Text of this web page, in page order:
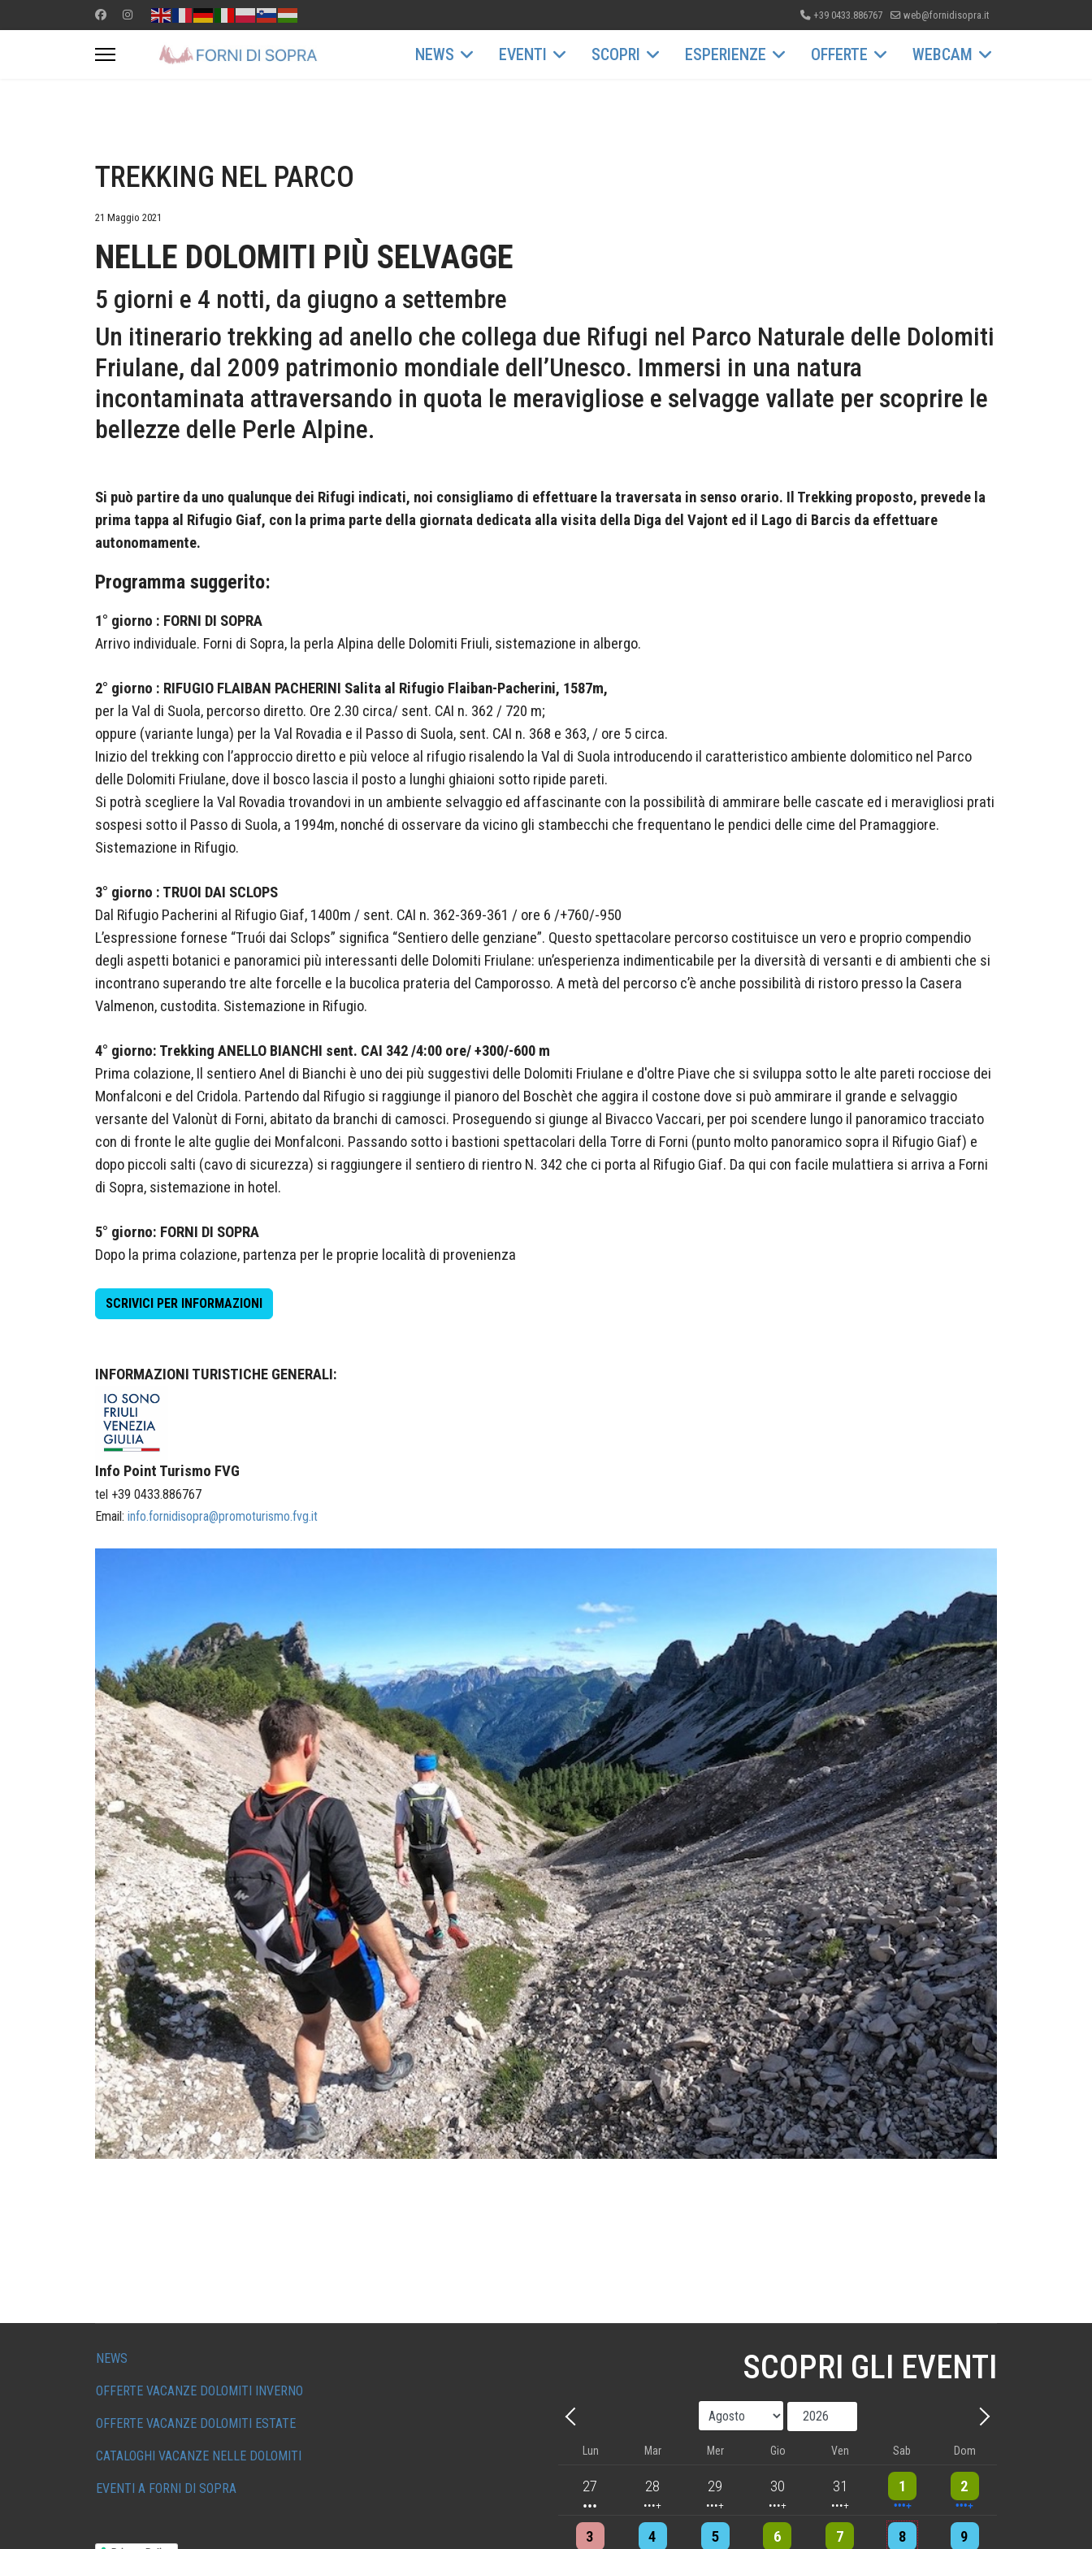
+39 0433.886767 web@fornidisopra.it
NEWS EVENTI SCOPRI ESPERIENZE OFFERTE WEBCAM
TREKKING NEL PARCO
21 Maggio 2021
NELLE DOLOMITI PIÙ SELVAGGE
5 giorni e 4 notti, da giugno a settembre
Un itinerario trekking ad anello che collega due Rifugi nel Parco Naturale delle Dolomiti
Friulane, dal 2009 patrimonio mondiale dell’Unesco. Immersi in una natura
incontaminata attraversando in quota le meravigliose e selvagge vallate per scoprire le
bellezze delle Perle Alpine.
Si può partire da uno qualunque dei Rifugi indicati, noi consigliamo di effettuare la traversata in senso orario. Il Trekking proposto, prevede la
prima tappa al Rifugio Giaf, con la prima parte della giornata dedicata alla visita della Diga del Vajont ed il Lago di Barcis da effettuare
autonomamente.
Programma suggerito:
1° giorno : FORNI DI SOPRA
Arrivo individuale. Forni di Sopra, la perla Alpina delle Dolomiti Friuli, sistemazione in albergo.
2° giorno : RIFUGIO FLAIBAN PACHERINI Salita al Rifugio Flaiban-Pacherini, 1587m,
per la Val di Suola, percorso diretto. Ore 2.30 circa/ sent. CAI n. 362 / 720 m;
oppure (variante lunga) per la Val Rovadia e il Passo di Suola, sent. CAI n. 368 e 363, / ore 5 circa.
Inizio del trekking con l’approccio diretto e più veloce al rifugio risalendo la Val di Suola introducendo il caratteristico ambiente dolomitico nel Parco
delle Dolomiti Friulane, dove il bosco lascia il posto a lunghi ghiaioni sotto ripide pareti.
Si potrà scegliere la Val Rovadia trovandovi in un ambiente selvaggio ed affascinante con la possibilità di ammirare belle cascate ed i meravigliosi prati
sospesi sotto il Passo di Suola, a 1994m, nonché di osservare da vicino gli stambecchi che frequentano le pendici delle cime del Pramaggiore.
Sistemazione in Rifugio.
3° giorno : TRUOI DAI SCLOPS
Dal Rifugio Pacherini al Rifugio Giaf, 1400m / sent. CAI n. 362-369-361 / ore 6 /+760/-950
L’espressione fornese “Truói dai Sclops” significa “Sentiero delle genziane”. Questo spettacolare percorso costituisce un vero e proprio compendio
degli aspetti botanici e panoramici più interessanti delle Dolomiti Friulane: un’esperienza indimenticabile per la diversità di versanti e di ambienti che si
incontrano superando tre alte forcelle e la bucolica prateria del Camporosso. A metà del percorso c’è anche possibilità di ristoro presso la Casera
Valmenon, custodita. Sistemazione in Rifugio.
4° giorno: Trekking ANELLO BIANCHI sent. CAI 342 /4:00 ore/ +300/-600 m
Prima colazione, Il sentiero Anel di Bianchi è uno dei più suggestivi delle Dolomiti Friulane e d'oltre Piave che si sviluppa sotto le alte pareti rocciose dei
Monfalconi e del Cridola. Partendo dal Rifugio si raggiunge il pianoro del Boschèt che aggira il costone dove si può ammirare il grande e selvaggio
versante del Valonùt di Forni, abitato da branchi di camosci. Proseguendo si giunge al Bivacco Vaccari, per poi scendere lungo il panoramico tracciato
con di fronte le alte guglie dei Monfalconi. Passando sotto i bastioni spettacolari della Torre di Forni (punto molto panoramico sopra il Rifugio Giaf) e
dopo piccoli salti (cavo di sicurezza) si raggiungere il sentiero di rientro N. 342 che ci porta al Rifugio Giaf. Da qui con facile mulattiera si arriva a Forni
di Sopra, sistemazione in hotel.
5° giorno: FORNI DI SOPRA
Dopo la prima colazione, partenza per le proprie località di provenienza
SCRIVICI PER INFORMAZIONI
INFORMAZIONI TURISTICHE GENERALI:
Info Point Turismo FVG
tel +39 0433.886767
Email: info.fornidisopra@promoturismo.fvg.it
NEWS
OFFERTE VACANZE DOLOMITI INVERNO
OFFERTE VACANZE DOLOMITI ESTATE
CATALOGHI VACANZE NELLE DOLOMITI
EVENTI A FORNI DI SOPRA
SCOPRI GLI EVENTI
Precedente - Mese
Anno
Avanti - Mese
Lun Mar Mer Gio Ven Sab Dom
27
3 events 28
4 events 29
5 events 30
5 events 31
5 events 1
9 events 2
8 events
3
4 events 4
4 events 5
7 events 6
6 events 7
5 events 8
7 events 9
8 events